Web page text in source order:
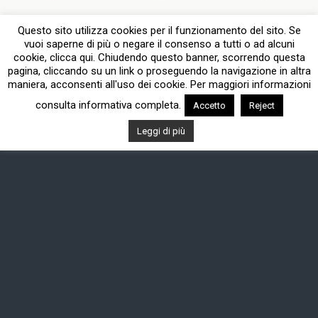
Questo sito utilizza cookies per il funzionamento del sito. Se
vuoi saperne di più o negare il consenso a tutti o ad alcuni
cookie, clicca qui. Chiudendo questo banner, scorrendo questa
pagina, cliccando su un link o proseguendo la navigazione in altra
maniera, acconsenti all'uso dei cookie. Per maggiori informazioni
consulta informativa completa.
Accetto Reject
Leggi di più